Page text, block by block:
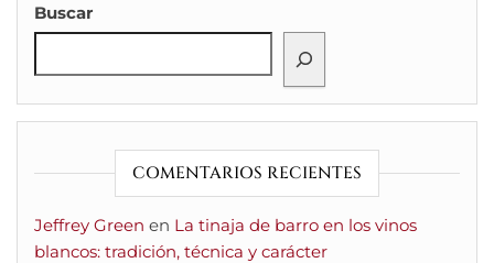
Buscar
COMENTARIOS RECIENTES
Jeffrey Green en La tinaja de barro en los vinos
blancos: tradición, técnica y carácter